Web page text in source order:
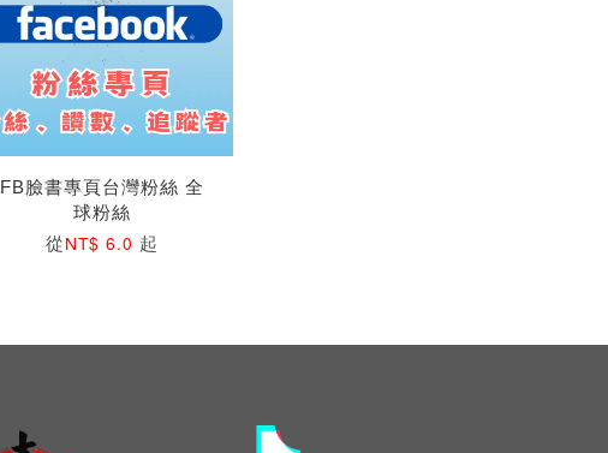
FB臉書專頁台灣粉絲 全
球粉絲
從NT$ 6.0 起